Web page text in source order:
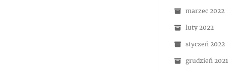
marzec 2022
luty 2022
styczeń 2022
grudzień 2021